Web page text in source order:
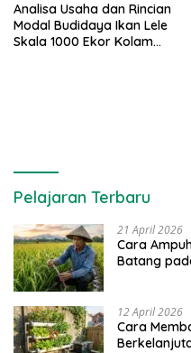
Analisa Usaha dan Rincian
Modal Budidaya Ikan Lele
Skala 1000 Ekor Kolam
Pelajaran Terbaru
21 April 2026
Cara
Batang
12 April 2026
Cara